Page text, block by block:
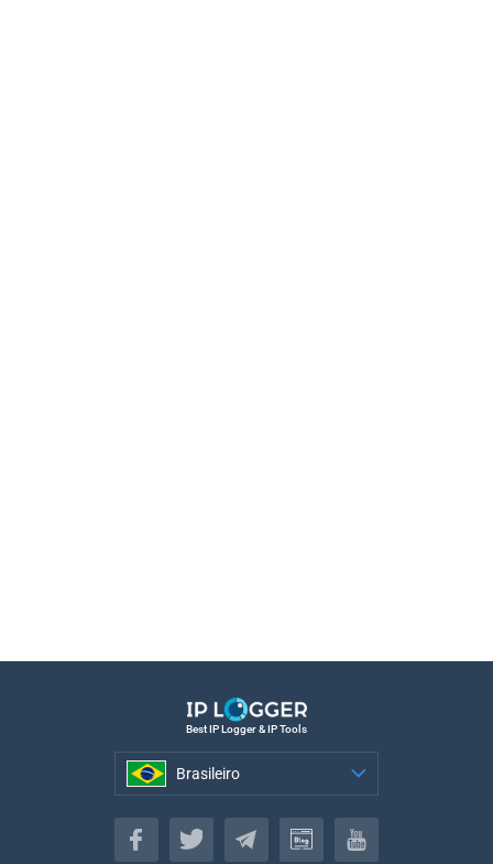
Best IP Logger & IP Tools
Brasileiro
Brasileiro